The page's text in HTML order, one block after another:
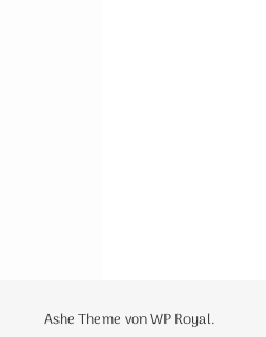
Ashe Theme vonWP Royal.